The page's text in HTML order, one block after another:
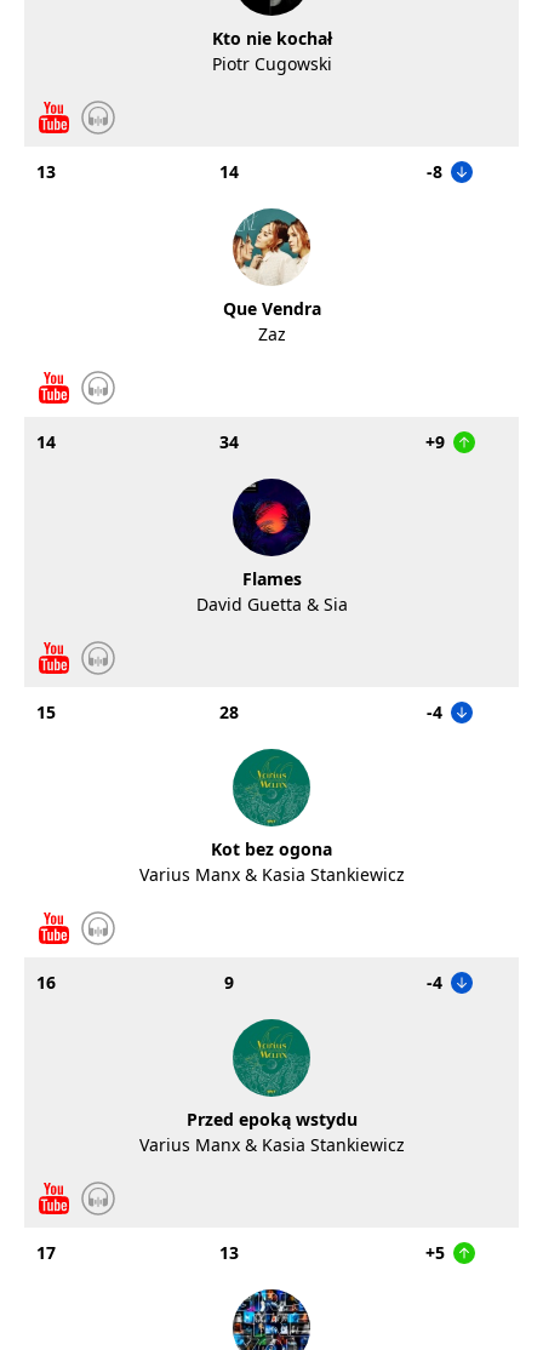
Kto nie kochał
Piotr Cugowski
13 14 -8
Que Vendra
Zaz
14 34 +9
Flames
David Guetta & Sia
15 28 -4
Kot bez ogona
Varius Manx & Kasia Stankiewicz
16 9 -4
Przed epoką wstydu
Varius Manx & Kasia Stankiewicz
17 13 +5